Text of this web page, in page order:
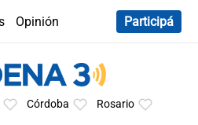
Opinión
Participá
Córdoba Rosario